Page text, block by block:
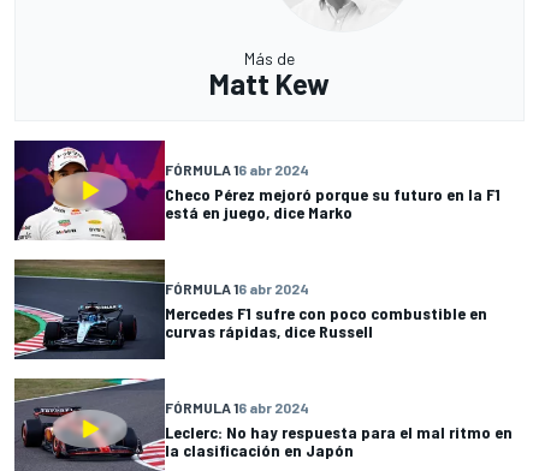
Más de
Matt Kew
FÓRMULA 16 abr 2024
Checo Pérez mejoró porque su futuro en la F1
está en juego, dice Marko
FÓRMULA 16 abr 2024
Mercedes F1 sufre con poco combustible en
curvas rápidas, dice Russell
FÓRMULA 16 abr 2024
Leclerc: No hay respuesta para el mal ritmo en
la clasificación en Japón